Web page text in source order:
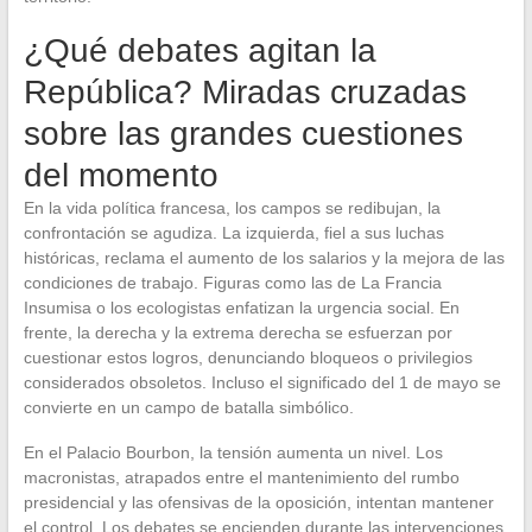
¿Qué debates agitan la
República? Miradas cruzadas
sobre las grandes cuestiones
del momento
En la vida política francesa, los campos se redibujan, la
confrontación se agudiza. La izquierda, fiel a sus luchas
históricas, reclama el aumento de los salarios y la mejora de las
condiciones de trabajo. Figuras como las de La Francia
Insumisa o los ecologistas enfatizan la urgencia social. En
frente, la derecha y la extrema derecha se esfuerzan por
cuestionar estos logros, denunciando bloqueos o privilegios
considerados obsoletos. Incluso el significado del 1 de mayo se
convierte en un campo de batalla simbólico.
En el Palacio Bourbon, la tensión aumenta un nivel. Los
macronistas, atrapados entre el mantenimiento del rumbo
presidencial y las ofensivas de la oposición, intentan mantener
el control. Los debates se encienden durante las intervenciones